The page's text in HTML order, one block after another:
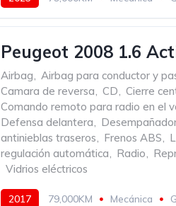
Peugeot 2008 1.6
Airbag, Airbag para conductor y
Camara de reversa, CD, Cierre
Comando remoto para radio en el
Defensa delantera,
antinieblas traseros, Frenos ABS,
regulación automática, Radio,
Vidrios eléctricos
2017 79,000KM Mecánica